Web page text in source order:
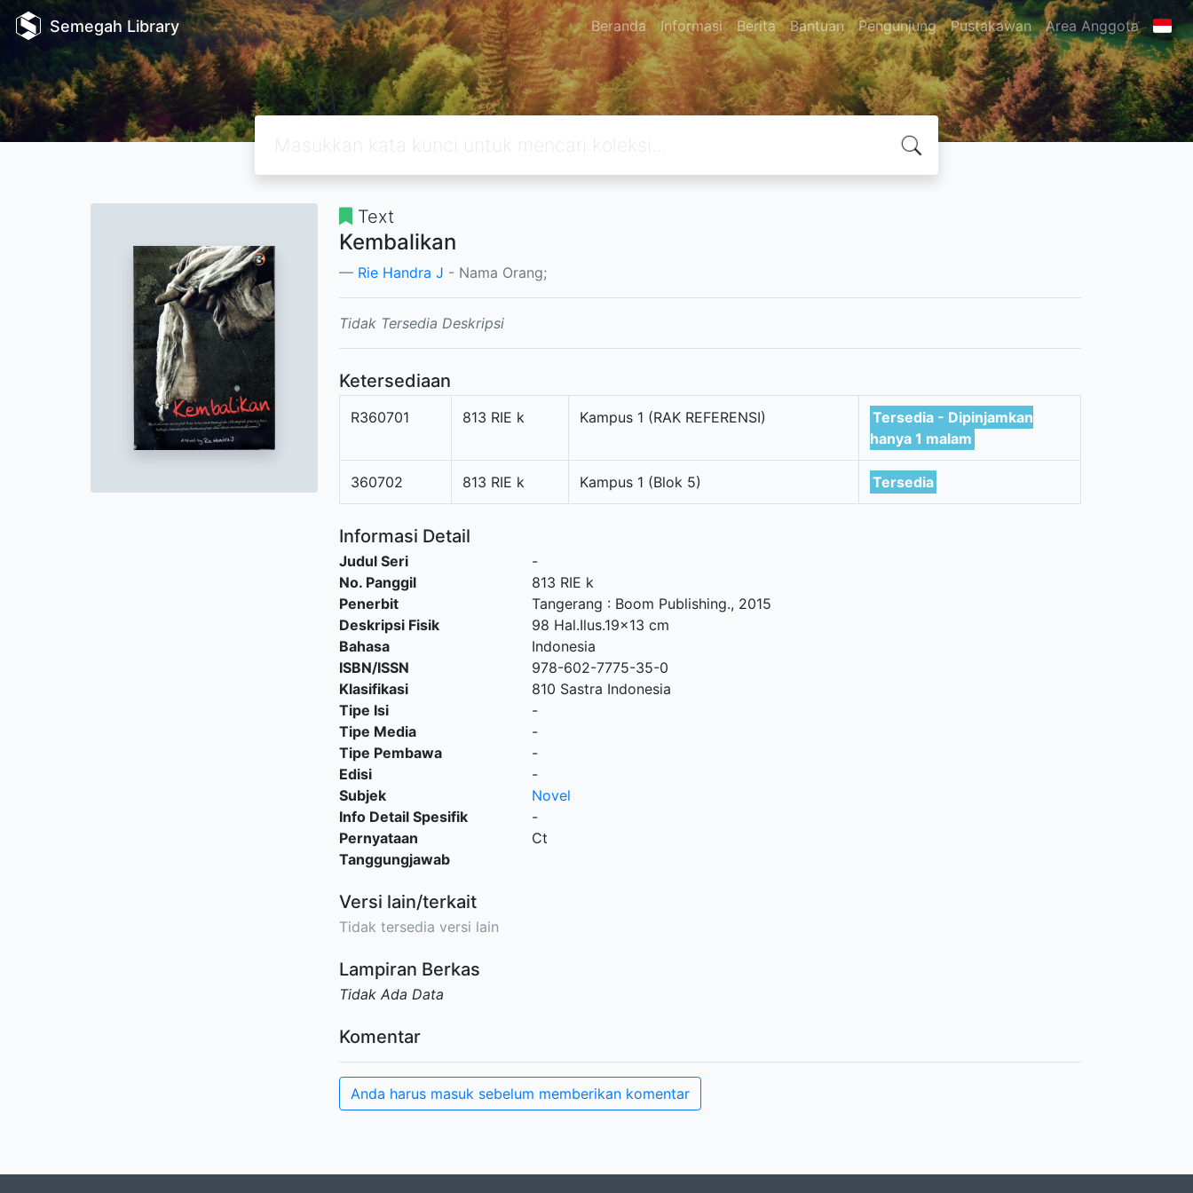
Semegah Library Beranda Informasi Berita Bantuan Pengunjung Pustakawan Area Anggota
Text
Kembalikan
Rie Handra J - Nama Orang;
Tidak Tersedia Deskripsi
Ketersediaan
R360701 813 RIE k Kampus 1 (RAK REFERENSI)
Tersedia - Dipinjamkan
hanya 1 malam
360702 813 RIE k Kampus 1 (Blok 5) Tersedia
Informasi Detail
Judul Seri
-
No. Panggil
813 RIE k
Penerbit
Tangerang : Boom Publishing., 2015
Deskripsi Fisik
98 Hal.Ilus.19x13 cm
Bahasa
Indonesia
ISBN/ISSN
978-602-7775-35-0
Klasifikasi
810 Sastra Indonesia
Tipe Isi
-
Tipe Media
-
Tipe Pembawa
-
Edisi
-
Subjek
Novel
Info Detail Spesifik
-
Pernyataan
Tanggungjawab
Ct
Versi lain/terkait
Tidak tersedia versi lain
Lampiran Berkas
Tidak Ada Data
Komentar
Anda harus masuk sebelum memberikan komentar